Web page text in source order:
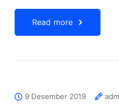
Read more
9 Desember 2019